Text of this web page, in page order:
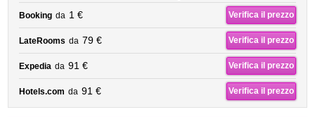
Booking da 1 € Verifica il prezzo
LateRooms da 79 € Verifica il prezzo
Expedia da 91 € Verifica il prezzo
Hotels.com da 91 € Verifica il prezzo